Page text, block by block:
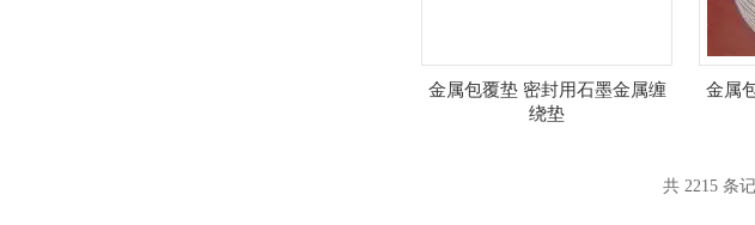
金属包覆垫 密封用石墨金属缠
绕垫
金属
共 2215 条